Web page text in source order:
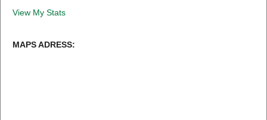
View My Stats
MAPS ADRESS: